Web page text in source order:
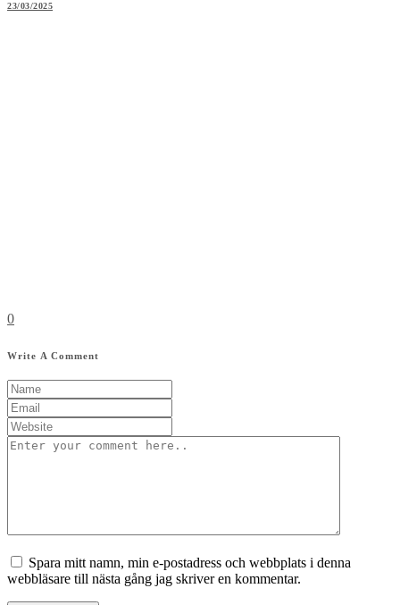
23/03/2025
0
Write A Comment
Spara mitt namn, min e-postadress och webbplats i denna
webbläsare till nästa gång jag skriver en kommentar.